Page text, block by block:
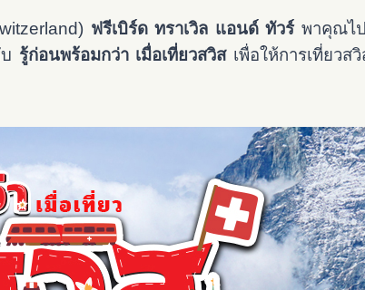
ฟรีเบิร์ด ทราเวิล แอนด์ ทัวร์พาคุณไป
รู้ก่อนพร้อมกว่า เมื่อเที่ยวสวิส เพื่อให้การเที่ยว